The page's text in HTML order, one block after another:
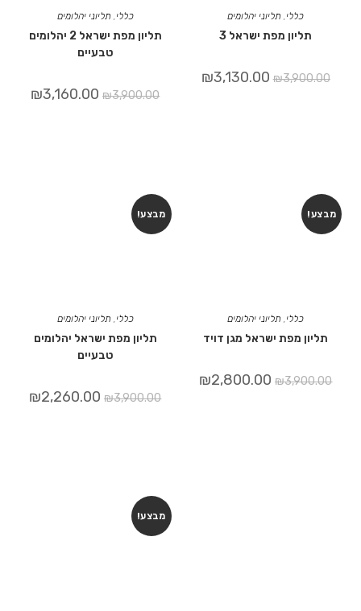
כללי, תליוני יהלומים
תליון מפת ישראל 2 יהלומים
טבעיים
₪3,900.00
₪3,160.00
כללי, תליוני יהלומים
תליון מפת ישראל 3
₪3,900.00
₪3,130.00
מבצע!
כללי, תליוני יהלומים
תליון מפת ישראל יהלומים
טבעיים
₪3,900.00
₪2,260.00
מבצע!
כללי, תליוני יהלומים
תליון מפת ישראל מגן דויד
₪3,900.00
₪2,800.00
מבצע!